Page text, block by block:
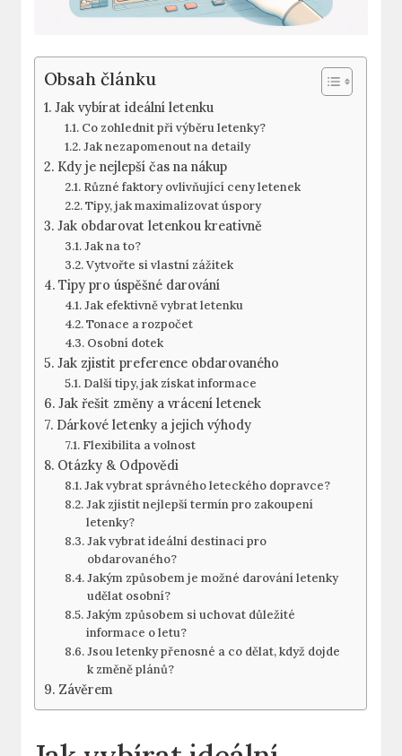
Obsah článku
Jak vybírat ideální letenku
Co zohlednit při výběru letenky?
Jak nezapomenout na detaily
Kdy je nejlepší čas na nákup
Různé faktory ovlivňující ceny letenek
Tipy, jak maximalizovat úspory
Jak obdarovat letenkou kreativně
Jak na to?
Vytvořte si vlastní zážitek
Tipy pro úspěšné darování
Jak efektivně vybrat letenku
Tonace a rozpočet
Osobní dotek
Jak zjistit preference obdarovaného
Další tipy, jak získat informace
Jak řešit změny a vrácení letenek
Dárkové letenky a jejich výhody
Flexibilita a volnost
Otázky & Odpovědi
Jak vybrat správného leteckého dopravce?
Jak zjistit nejlepší termín pro zakoupení
letenky?
Jak vybrat ideální destinaci pro
obdarovaného?
Jakým způsobem je možné darování letenky
udělat osobní?
Jakým způsobem si uchovat důležité
informace o letu?
Jsou letenky přenosné a co dělat, když dojde
k změně plánů?
Závěrem